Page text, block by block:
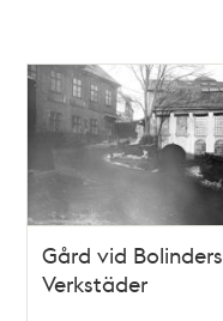
Gård vid Bolinders
Verkstäder